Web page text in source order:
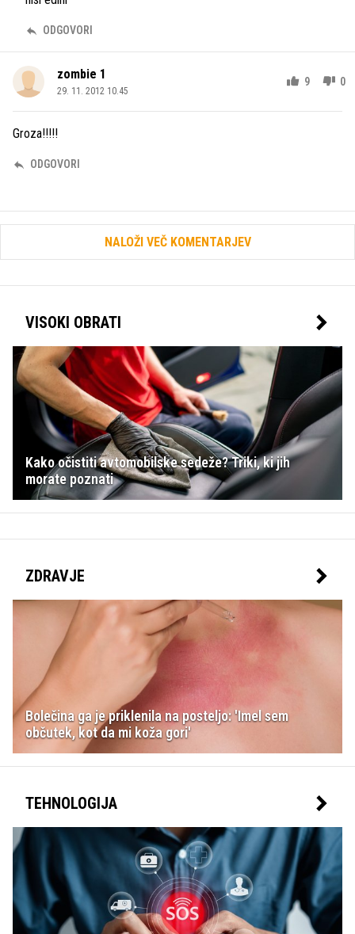
ODGOVORI
zombie 1
29. 11. 2012 10.45
9 0
Groza!!!!!
ODGOVORI
NALOŽI VEČ KOMENTARJEV
VISOKI OBRATI
Kako očistiti avtomobilske sedeže? Triki, ki jih
morate poznati
ZDRAVJE
Bolečina ga je priklenila na posteljo: 'Imel sem
občutek, kot da mi koža gori'
TEHNOLOGIJA